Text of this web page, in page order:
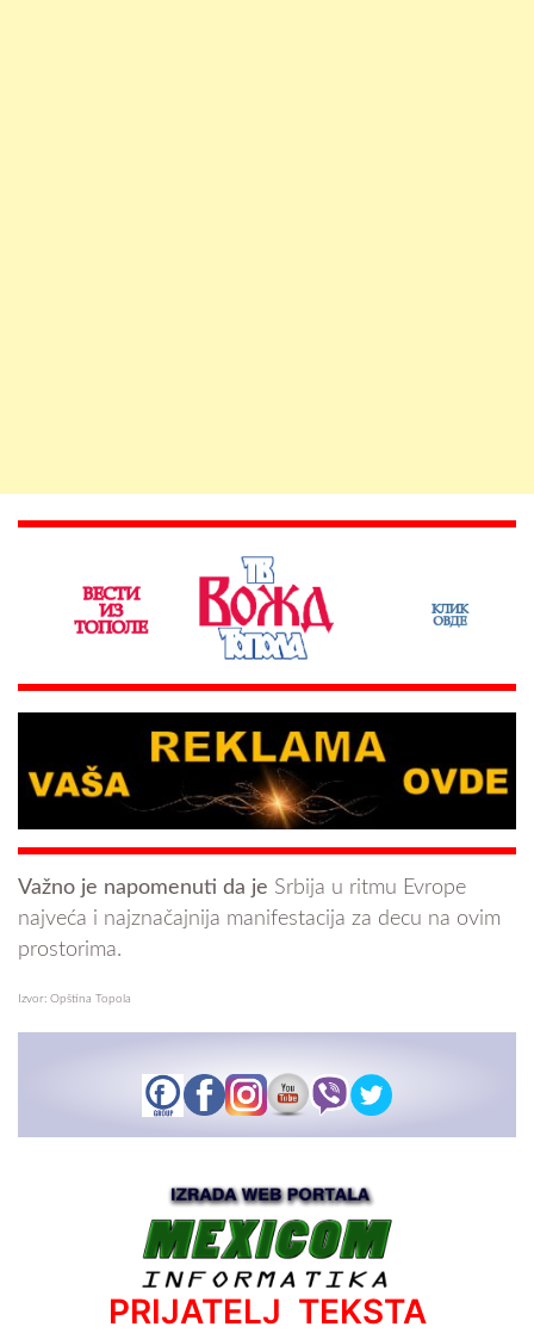
Važno je napomenuti da je Srbija u ritmu Evrope
najveća i najznačajnija manifestacija za decu na ovim
prostorima.
Izvor: Opština Topola
PRIJATELJ TEKSTA